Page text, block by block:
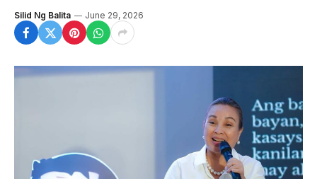
Silid Ng Balita June 29, 2026